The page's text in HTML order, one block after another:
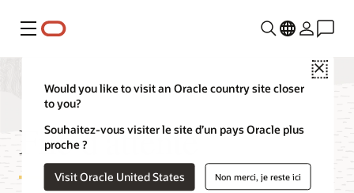
Menu
Close
Would you like to visit an Oracle country site closer
to you?
Souhaitez-vous visiter le site d’un pays Oracle plus
proche ?
Visit Oracle United States Non merci, je reste ici
File d'attente